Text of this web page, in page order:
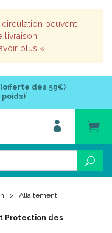
peuvent
livraison.
plus «
dès 59€)
poids)*
Allaitement
Protection des